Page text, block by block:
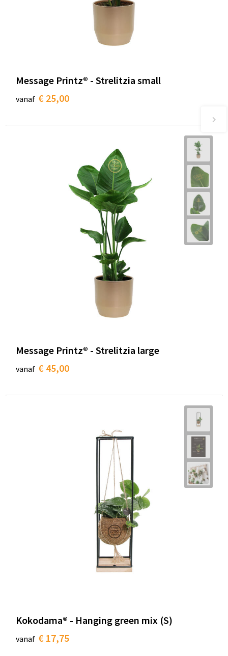
Message Printz® - Strelitzia small
vanaf € 25,00
Message Printz® - Strelitzia large
vanaf € 45,00
Kokodama® - Hanging green mix (S)
vanaf € 17,75